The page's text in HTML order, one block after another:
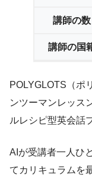
講師の数
講師の国
POLYGLOTS（ポ
ンツーマンレッス
ルレシピ型英会話
AIが受講者一人ひ
てカリキュラムを